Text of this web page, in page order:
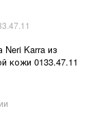
Neri Karra из
кожи 0133.47.11